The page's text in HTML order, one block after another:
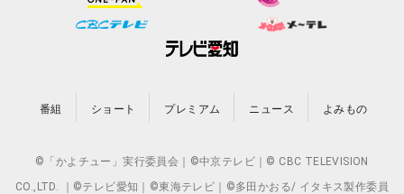
番組 ショート プレミアム ニュース よみもの
©「かよチュー」実行委員会｜©中京テレビ｜© CBC TELEVISION
CO.,LTD. ｜©テレビ愛知｜©東海テレビ｜©多田かおる/ イタキス製作委員